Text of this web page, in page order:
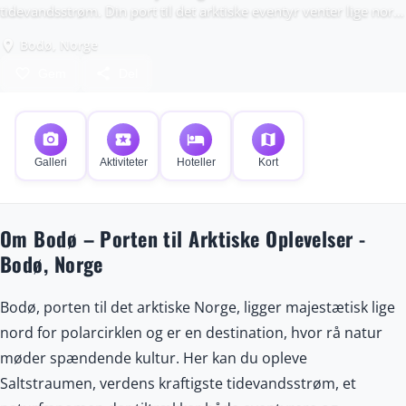
tidevandsstrøm. Din port til det arktiske eventyr venter lige nord
place Bodø, Norge
photo_camera
Galleri
local_activity
Aktiviteter
hotel
Hoteller
map
Kort
Om Bodø – Porten til Arktiske Oplevelser -
Bodø, Norge
Bodø, porten til det arktiske Norge, ligger majestætisk lige
nord for polarcirklen og er en destination, hvor rå natur
møder spændende kultur. Her kan du opleve
Saltstraumen, verdens kraftigste tidevandsstrøm, et